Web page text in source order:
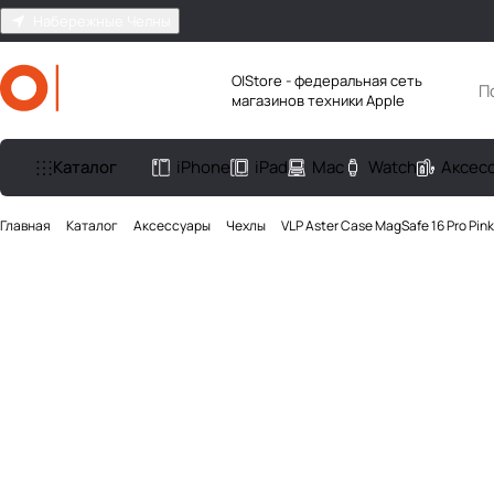
O|Store - федеральная сеть
магазинов техники Apple
Каталог iPhone iPad Mac Watch
Главная Каталог Аксесcуары Чехлы VLP Aster Case MagSafe 16 Pro Pink